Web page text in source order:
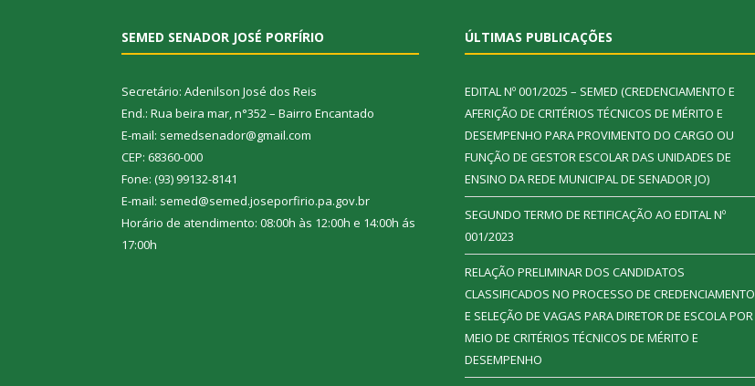
SEMED SENADOR JOSÉ PORFÍRIO
Secretário: Adenilson José dos Reis
End.: Rua beira mar, n°352 – Bairro Encantado
E-mail: semedsenador@gmail.com
CEP: 68360-000
Fone: (93) 99132-8141
E-mail: semed@semed.joseporfirio.pa.gov.br
Horário de atendimento: 08:00h às 12:00h e 14:00h ás
17:00h
ÚLTIMAS PUBLICAÇÕES
EDITAL Nº 001/2025 – SEMED (CREDENCIAMENTO E
AFERIÇÃO DE CRITÉRIOS TÉCNICOS DE MÉRITO E
DESEMPENHO PARA PROVIMENTO DO CARGO OU
FUNÇÃO DE GESTOR ESCOLAR DAS UNIDADES DE
ENSINO DA REDE MUNICIPAL DE SENADOR JO)
SEGUNDO TERMO DE RETIFICAÇÃO AO EDITAL Nº
001/2023
RELAÇÃO PRELIMINAR DOS CANDIDATOS
CLASSIFICADOS NO PROCESSO DE CREDENCIAMENTO
E SELEÇÃO DE VAGAS PARA DIRETOR DE ESCOLA POR
MEIO DE CRITÉRIOS TÉCNICOS DE MÉRITO E
DESEMPENHO